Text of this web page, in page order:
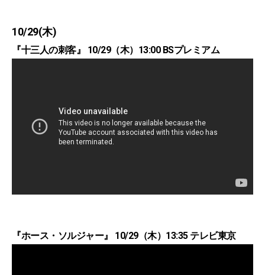
10/29(木)
『十三人の刺客』 10/29（木）13:00 BSプレミアム
『ホース・ソルジャー』 10/29（木）13:35 テレビ東京